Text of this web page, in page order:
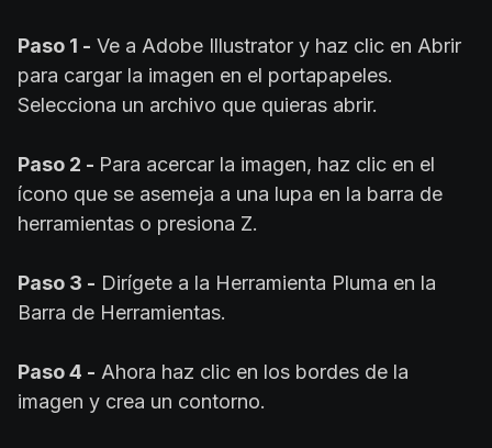
Paso 1 - Ve a Adobe Illustrator y haz clic en Abrir
para cargar la imagen en el portapapeles.
Selecciona un archivo que quieras abrir.
Paso 2 - Para acercar la imagen, haz clic en el
ícono que se asemeja a una lupa en la barra de
herramientas o presiona Z.
Paso 3 - Dirígete a la Herramienta Pluma en la
Barra de Herramientas.
Paso 4 - Ahora haz clic en los bordes de la
imagen y crea un contorno.